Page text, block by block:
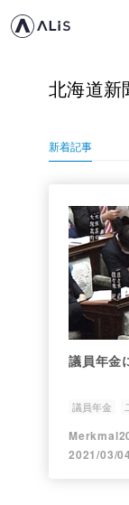
北海道新
新着記事
議員年金
議員年金
2021/03/